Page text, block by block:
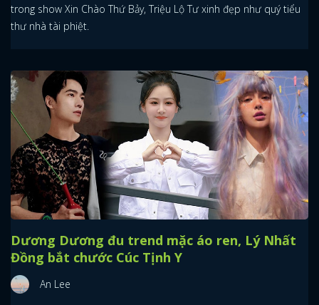
trong show Xin Chào Thứ Bảy, Triệu Lộ Tư xinh đẹp như quý tiểu
thư nhà tài phiệt.
Dương Dương đu trend mặc áo ren, Lý Nhất
Đồng bắt chước Cúc Tịnh Y
An Lee